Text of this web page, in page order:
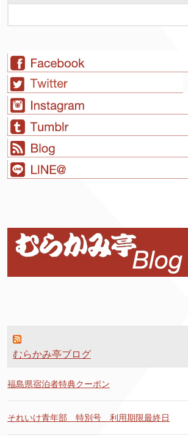
むらかみ亭ブログ
福島県宿泊者特典クーポン
それいけ青年部 特別号 利用期限最終日